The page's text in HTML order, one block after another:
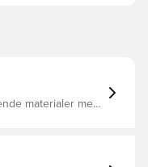
materialer med